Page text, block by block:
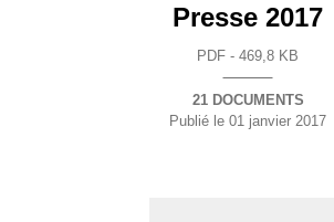
Presse 2017
PDF - 469,8 KB
21 DOCUMENTS
Publié le 01 janvier 2017